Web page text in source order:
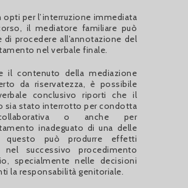
opti per l’interruzione immediata
il mediatore familiare può
di procedere all’annotazione del
nel verbale finale.
il contenuto della mediazione
da riservatezza, è possibile
conclusivo riporti che il
sia stato interrotto per condotta
o anche per
inadeguato di una delle
può produrre effetti
nel successivo procedimento
specialmente nelle decisioni
la responsabilità genitoriale.